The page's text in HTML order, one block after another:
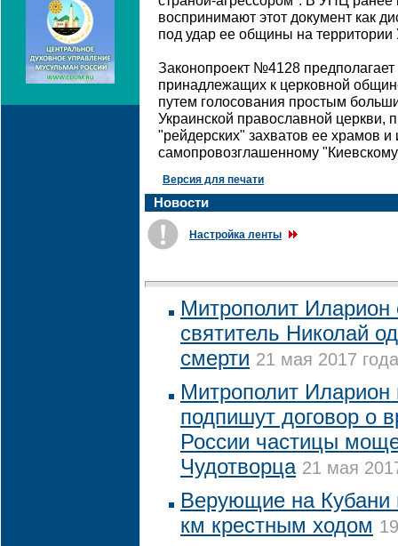
воспринимают этот документ как
под удар ее общины на территории
Законопроект №4128
принадлежащих к церковной
путем голосования простым
Украинской православной церкви,
"рейдерских" захватов ее храмов
самопровозглашенному
Версия для печати
Новости
Настройка ленты
Митрополит Иларион
святитель Николай
смерти 21 мая 2017
Митрополит Иларион
подпишут договор о
России частицы
Чудотворца 21 мая
Верующие на Кубани
км крестным ходом